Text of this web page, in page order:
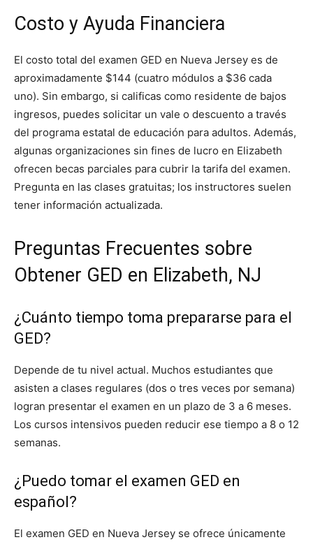
Costo y Ayuda Financiera
El costo total del examen GED en Nueva Jersey es de
aproximadamente $144 (cuatro módulos a $36 cada
uno). Sin embargo, si calificas como residente de bajos
ingresos, puedes solicitar un vale o descuento a través
del programa estatal de educación para adultos. Además,
algunas organizaciones sin fines de lucro en Elizabeth
ofrecen becas parciales para cubrir la tarifa del examen.
Pregunta en las clases gratuitas; los instructores suelen
tener información actualizada.
Preguntas Frecuentes sobre
Obtener GED en Elizabeth, NJ
¿Cuánto tiempo toma prepararse para el
GED?
Depende de tu nivel actual. Muchos estudiantes que
asisten a clases regulares (dos o tres veces por semana)
logran presentar el examen en un plazo de 3 a 6 meses.
Los cursos intensivos pueden reducir ese tiempo a 8 o 12
semanas.
¿Puedo tomar el examen GED en
español?
El examen GED en Nueva Jersey se ofrece únicamente